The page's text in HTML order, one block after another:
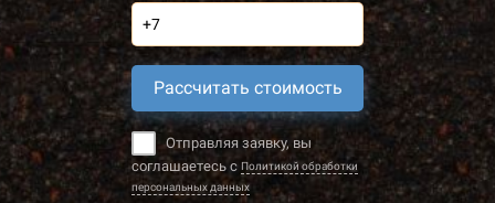
Рассчитать стоимость
Отправляя заявку, вы
соглашаетесь с Политикой обработки
персональных данных